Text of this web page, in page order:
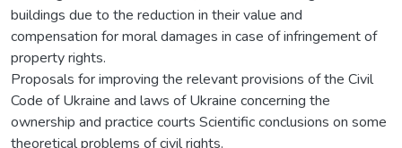
buildings due to the reduction in their value and
compensation for moral damages in case of infringement of
property rights.
Proposals for improving the relevant provisions of the Civil
Code of Ukraine and laws of Ukraine concerning the
ownership and practice courts Scientific conclusions on some
theoretical problems of civil rights.